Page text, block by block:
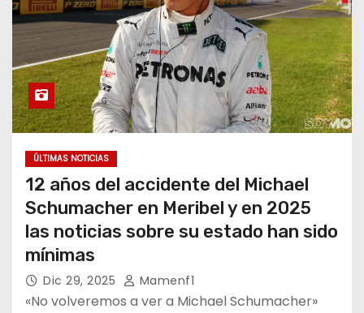
ÚLTIMAS NOTICIAS
12 años del accidente del Michael
Schumacher en Meribel y en 2025
las noticias sobre su estado han sido
mínimas
Dic 29, 2025 Mamenf1
«No volveremos a ver a Michael Schumacher»